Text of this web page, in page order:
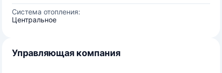
Система отопления:
Центральное
Управляющая компания